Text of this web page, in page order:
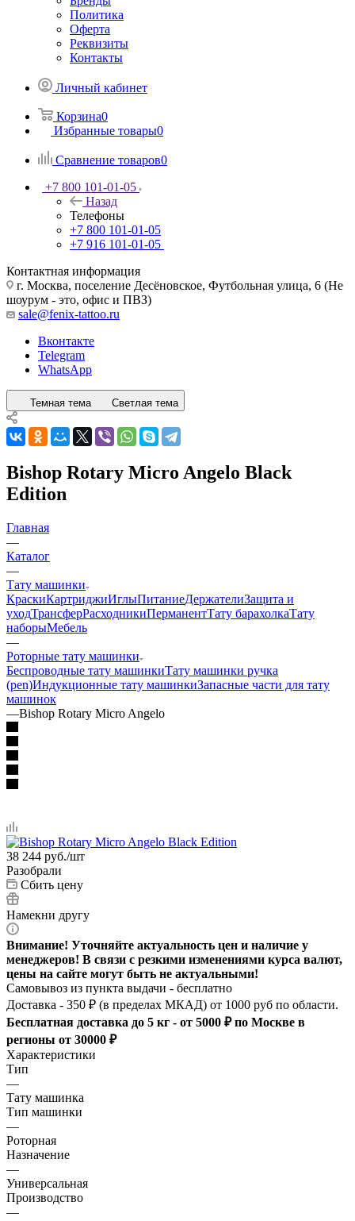
Политика
Оферта
Реквизиты
Контакты
Личный кабинет
Корзина0
Избранные товары0
Сравнение товаров0
+7 800 101-01-05
Назад
Телефоны
+7 800 101-01-05
+7 916 101-01-05
Контактная информация
г. Москва, поселение Десёновское, Футбольная улица, 6 (Не
шоурум - это, офис и ПВЗ)
sale@fenix-tattoo.ru
Вконтакте
Telegram
WhatsApp
Темная тема Светлая тема
Bishop Rotary Micro Angelo Black
Edition
Главная
—
Каталог
—
Тату машинки
КраскиКартриджиИглыПитаниеДержателиЗащита и
уходТрансферРасходникиПерманентТату барахолкаТату
наборыМебель
—
Роторные тату машинки
Беспроводные тату машинкиТату машинки ручка
(pen)Индукционные тату машинкиЗапасные части для тату
машинок
—Bishop Rotary Micro Angelo
38 244 руб./шт
Разобрали
Сбить цену
Намекни другу
Внимание! Уточняйте актуальность цен и наличие у
менеджеров! В связи с резкими изменениями курса валют,
цены на сайте могут быть не актуальными!
Самовывоз из пункта выдачи - бесплатно
Доставка - 350 ₽ (в пределах МКАД) от 1000 руб по области.
Бесплатная доставка до 5 кг - от 5000 ₽ по Москве в
регионы от 30000 ₽
Характеристики
Тип
—
Тату машинка
Тип машинки
—
Роторная
Назначение
—
Универсальная
Производство
—